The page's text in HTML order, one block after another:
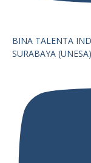
BINA TALENTA
SURABAYA